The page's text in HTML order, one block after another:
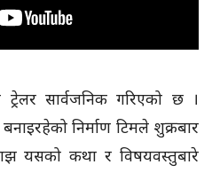
ट्रेलर सार्वजनिक गरिएको छ ।
बनाइरहेको निर्माण टिमले शुक्रबार
यसको कथा र विषयवस्तुबारे